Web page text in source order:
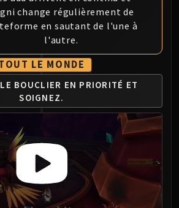
Gnarlroot
Igira
Volcoross
Council of Dreams
Larodar
Nymue
Smolderon
ABERRUS
Kazzara
Amalgamation Chamber
Forgotten Experiments
change régulièrement de
en sautant de l'une à
l'autre.
LE MONDE
BOUCLIER EN PRIORITÉ ET
SOIGNEZ.